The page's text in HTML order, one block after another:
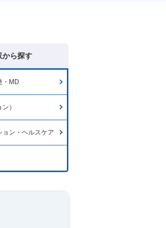
から探す
・MD
）
ン・ヘルスケア